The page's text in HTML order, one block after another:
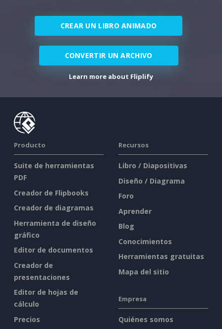
CREAR UN LIBRO ANIMADO
CONVERTIR UN ARCHIVO
Learn more about Fliplify
Producto
Suite de herramientas
PDF
Creador de Flipbooks
Creador de diagramas
Herramienta de diseño
gráfico
Editor de documentos
Creador de
presentaciones
Editor de hojas de
cálculo
Precios
Recursos
Libro / Diapositivas
Diseño / Diagrama
Foro
Aprender
Blog
Conocimientos
Herramientas gratuitas
Mapa del sitio
Empresa
Quiénes somos